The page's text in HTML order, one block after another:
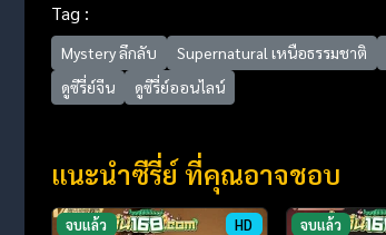
Tag :
Mystery ลึกลับ Supernatural เหนือธรรมชาติ
ดูซีรี่ย์จีน
ดูซีรี่ย์ออนไลน์
แนะนำซีรี่ย์ ที่คุณอาจชอบ
จบแล้ว HD จบแล้ว